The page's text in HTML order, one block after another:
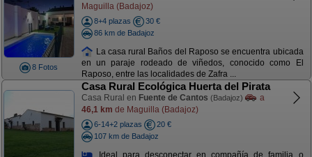
8 Fotos
Maguilla (Badajoz)
8+4 plazas
30 €
86 km de Badajoz
La casa rural Baños del Raposo se encuentra ubicada
en un paraje rodeado de viñedos, conocido como El
Raposo, entre las localidades de Zafra ...
Casa Rural Ecológica Huerta del Pirata
Casa Rural en Fuente de Cantos (Badajoz)
a
46,1 km de Maguilla (Badajoz)
6-14+2 plazas
20 €
107 km de Badajoz
Ideal para desconectar en compañía de familia o